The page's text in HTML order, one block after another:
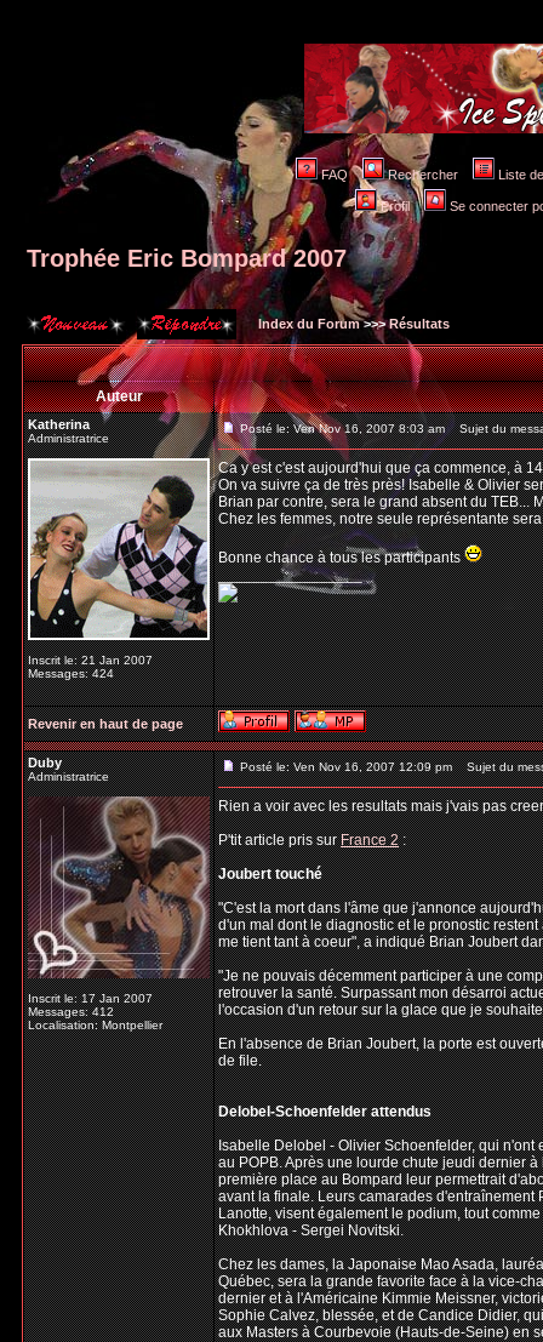
FAQ Rechercher Liste
Profil Se connecter
Trophée Eric Bompard 2007
Index du Forum>>>Résultats
Auteur
Katherina
Administratrice
Inscrit le: 21 Jan 2007
Messages: 424
Posté le: Ven Nov 16, 2007 8:03 am Sujet du
Ca y est c'est aujourd'hui que ça commence, à
On va suivre ça de très près! Isabelle & Olivier
Brian par contre, sera le grand absent du TEB...
Chez les femmes, notre seule représentante
Bonne chance à tous les participants
_________________
Revenir en haut de page
Duby
Administratrice
Inscrit le: 17 Jan 2007
Messages: 412
Localisation: Montpellier
Posté le: Ven Nov 16, 2007 12:09 pm Sujet du
Rien a voir avec les resultats mais j'vais pas
P'tit article pris surFrance 2:
Joubert touché
"C'est la mort dans l'âme que j'annonce
d'un mal dont le diagnostic et le pronostic
me tient tant à coeur", a indiqué Brian Joubert
"Je ne pouvais décemment participer à une
retrouver la santé. Surpassant mon désarroi
l'occasion d'un retour sur la glace que je
En l'absence de Brian Joubert, la porte est
de file.
Delobel-Schoenfelder attendus
Isabelle Delobel - Olivier Schoenfelder, qui
au POPB. Après une lourde chute jeudi dernier
première place au Bompard leur permettrait
avant la finale. Leurs camarades
Lanotte, visent également le podium, tout
Khokhlova - Sergei Novitski.
Chez les dames, la Japonaise Mao Asada,
Québec, sera la grande favorite face à la vice-
dernier et à l'Américaine Kimmie Meissner,
Sophie Calvez, blessée, et de Candice Didier,
aux Masters à Courbevoie (Hauts-de-Seine) en